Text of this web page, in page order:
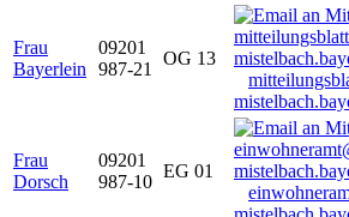
Frau
Bayerlein
09201
987-21
OG 13
Frau
Dorsch
09201
987-10
EG 01